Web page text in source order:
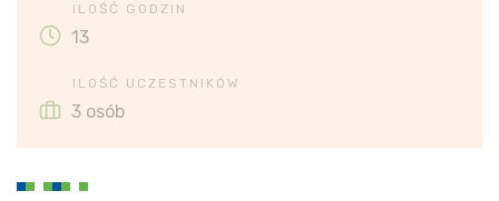
ILOŚĆ GODZIN
13
ILOŚĆ UCZESTNIKÓW
3 osób